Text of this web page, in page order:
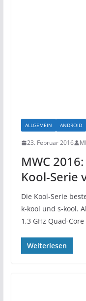
ALLGEMEIN ANDROID
23. Februar 2016
MWC
Kool-Serie
Die Kool-Serie
k-kool und s-kool.
1,3 GHz Quad-Core
Weiterlesen